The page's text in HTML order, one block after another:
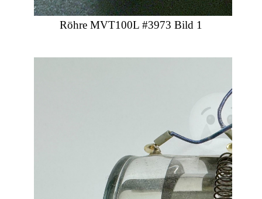
Röhre MVT100L #3973 Bild 1